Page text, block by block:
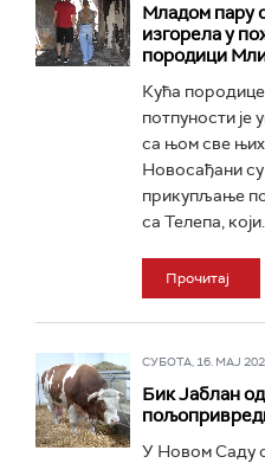
Младом пару
изгорела у
породици
Кућа
потпуности је
са њом све
Новосађани су
прикупљање
са Телепа,
Прочитај
СУБОТА, 16. МАЈ
Бик Јаблан
У Новом Саду